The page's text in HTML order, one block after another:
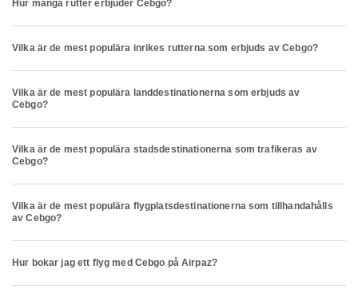
Hur många rutter erbjuder Cebgo?
Vilka är de mest populära inrikes rutterna som erbjuds av Cebgo?
Vilka är de mest populära landdestinationerna som erbjuds av
Cebgo?
Vilka är de mest populära stadsdestinationerna som trafikeras av
Cebgo?
Vilka är de mest populära flygplatsdestinationerna som tillhandahålls
av Cebgo?
Hur bokar jag ett flyg med Cebgo på Airpaz?